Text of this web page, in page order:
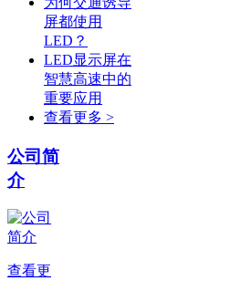
屏都使用
LED？
LED显示屏在
智慧高速中的
重要应用
查看更多 >
公司简
介
查看更